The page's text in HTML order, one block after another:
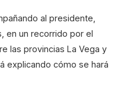
al presidente,
en un recorrido por el
las provincias La Vega y
explicando cómo se hará